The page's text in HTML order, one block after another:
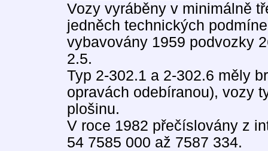
Vozy vyráběny v minimálně
jedněch technických
vybavovány 1959 podvozky
2.5.
Typ 2-302.1 a 2-302.6 měly
opravách odebíranou), vozy
plošinu.
V roce 1982 přečíslovány z
54 7585 000 až 7587 334.